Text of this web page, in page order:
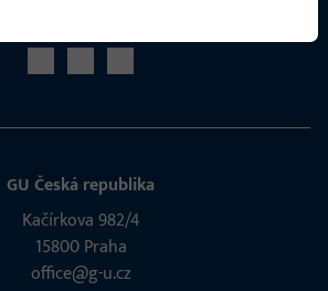
GU Česká republika
Kačírkova 982/4
15800 Praha
office@g-u.cz